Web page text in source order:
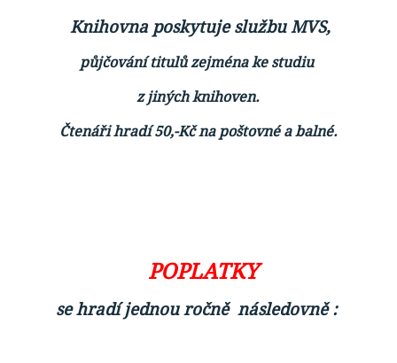
Knihovna poskytuje službu MVS,
půjčování titulů zejména ke studiu
z jiných knihoven.
Čtenáři hradí 50,-Kč na poštovné a balné.
POPLATKY
se hradí jednou ročně následovně :